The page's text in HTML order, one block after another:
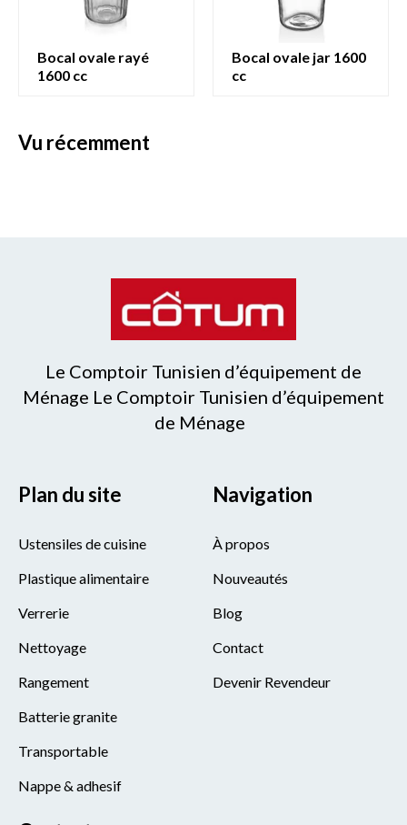
bocal ovale rayé
1600 cc
bocal ovale jar 1600
cc
vu récemment
Le Comptoir Tunisien d’équipement de
Ménage Le Comptoir Tunisien d’équipement
de Ménage
Plan du site
Ustensiles de cuisine
Plastique alimentaire
Verrerie
Nettoyage
Rangement
Batterie granite
Transportable
Nappe & adhesif
Navigation
À propos
Nouveautés
Blog
Contact
Devenir Revendeur